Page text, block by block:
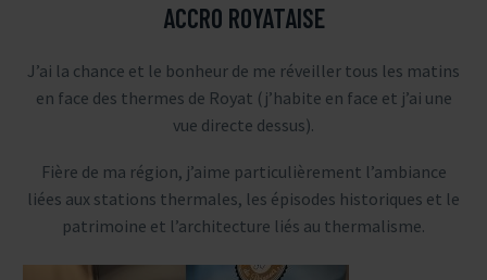
ACCRO ROYATAISE
J’ai la chance et le bonheur de me réveiller tous les matins
en face des thermes de Royat (j’habite en face et j’ai une
vue directe dessus).
Fière de ma région, j’aime particulièrement l’ambiance
liées aux stations thermales, les épisodes historiques et le
patrimoine et l’architecture liés au thermalisme.